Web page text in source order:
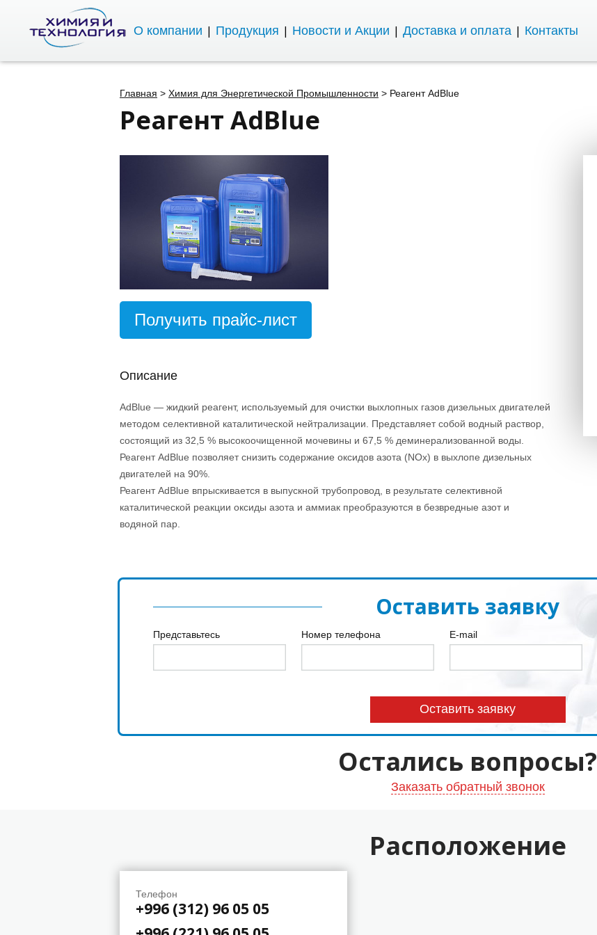
О компании Продукция Новости и Акции Доставка и оплата Контакты
Главная > Химия для Энергетической Промышленности > Реагент AdBlue
Реагент AdBlue
Получить прайс-лист
Описание
AdBlue — жидкий реагент, используемый для очистки выхлопных газов дизельных двигателей
методом селективной каталитической нейтрализации. Представляет собой водный раствор,
состоящий из 32,5 % высокоочищенной мочевины и 67,5 % деминерализованной воды.
Реагент AdBlue позволяет снизить содержание оксидов азота (NOx) в выхлопе дизельных
двигателей на 90%.
Реагент AdBlue впрыскивается в выпускной трубопровод, в результате селективной
каталитической реакции оксиды азота и аммиак преобразуются в безвредные азот и
водяной пар.
Оставить заявку
Представьтесь Номер телефона E-mail
Остались вопросы?
Заказать обратный звонок
Расположение
Телефон
+996 (312) 96 05 05